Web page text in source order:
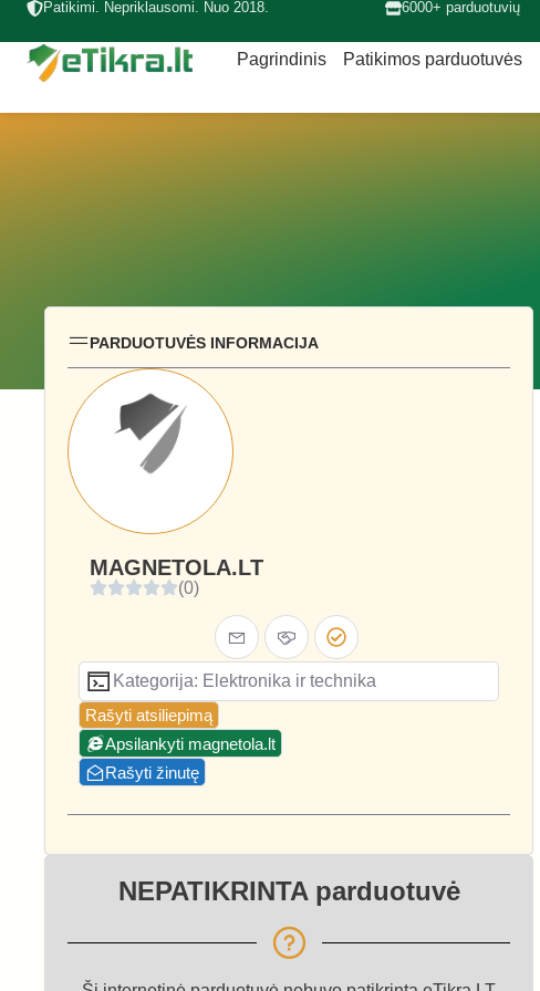
Patikimi. Nepriklausomi. Nuo 2018. 6000+ parduotuvių
Pagrindinis Patikimos parduotuvės
PARDUOTUVĖS INFORMACIJA
MAGNETOLA.LT
(0)
Kategorija: Elektronika ir technika
Rašyti atsiliepimą
Apsilankyti magnetola.lt
Rašyti žinutę
NEPATIKRINTA parduotuvė